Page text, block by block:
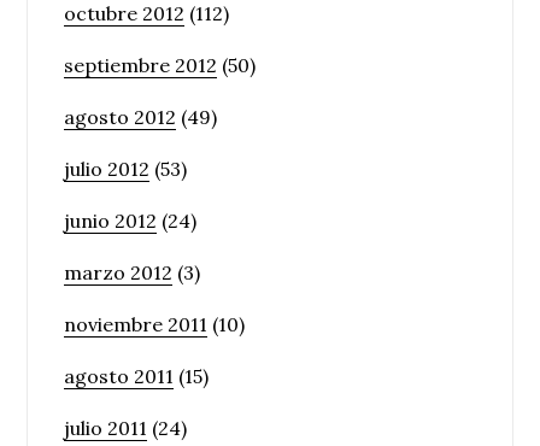
octubre 2012 (112)
septiembre 2012 (50)
agosto 2012 (49)
julio 2012 (53)
junio 2012 (24)
marzo 2012 (3)
noviembre 2011 (10)
agosto 2011 (15)
julio 2011 (24)